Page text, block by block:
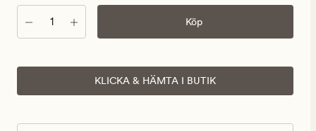
kr.
Ordinarie
pris
Antal Köp
KLICKA & HÄMTA I BUTIK